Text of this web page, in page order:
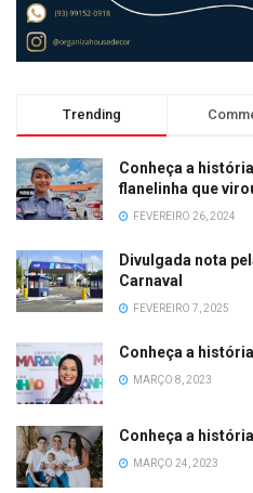
Trending
Conheça a
flanelinha que
FEVEREIRO 26, 2024
Divulgada nota
Carnaval
FEVEREIRO 7, 2025
Conheça a
MARÇO 8, 2023
Conheça a
MARÇO 24, 2023